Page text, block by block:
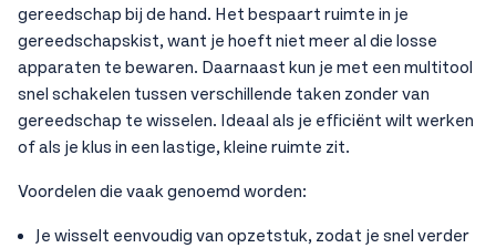
gereedschap bij de hand. Het bespaart ruimte in je
gereedschapskist, want je hoeft niet meer al die losse
apparaten te bewaren. Daarnaast kun je met een multitool
snel schakelen tussen verschillende taken zonder van
gereedschap te wisselen. Ideaal als je efficiënt wilt werken
of als je klus in een lastige, kleine ruimte zit.
Voordelen die vaak genoemd worden:
Je wisselt eenvoudig van opzetstuk, zodat je snel verder